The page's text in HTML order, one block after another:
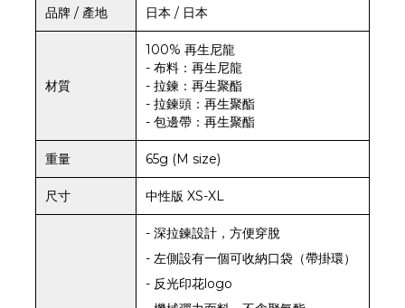
品牌 / 產地 日本 / 日本
材質
100% 再生尼龍
- 布料：再生尼龍
- 拉鍊：再生聚酯
- 拉鍊頭：再生聚酯
- 包邊帶：再生聚酯
重量 65g (M size)
尺寸 中性版 XS-XL
- 深拉鍊設計，方便穿脫
- 左側設有一個可收納口袋（帶掛環）
- 反光印花logo